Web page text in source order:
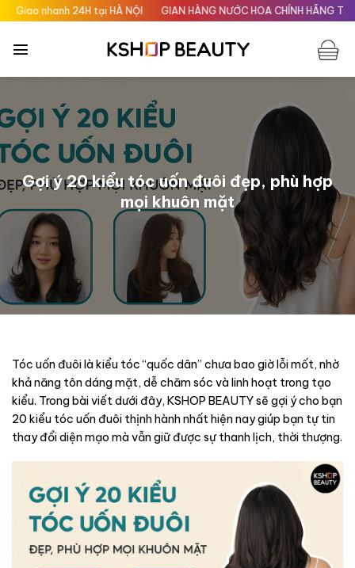
Chuyển
đến
nội
24H tại HÀ NỘI GIAN HÀNG NƯỚC HOA CHÍNH HÃNG TẠI
Gợi ý 20 kiểu tóc uốn đuôi đẹp, phù hợp
mọi khuôn mặt
Tóc uốn đuôi là kiểu tóc “quốc dân” chưa bao giờ lỗi mốt, nhờ
khả năng tôn dáng mặt, dễ chăm sóc và linh hoạt trong tạo
kiểu. Trong bài viết dưới đây, KSHOP BEAUTY sẽ gợi ý cho bạn
20 kiểu tóc uốn đuôi thịnh hành nhất hiện nay giúp bạn tự tin
thay đổi diện mạo mà vẫn giữ được sự thanh lịch, thời thượng.